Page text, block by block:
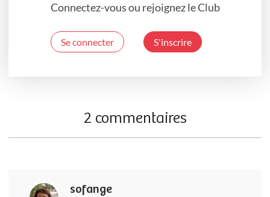
Connectez-vous ou rejoignez le Club
Se connecter S'inscrire
2 commentaires
sofange